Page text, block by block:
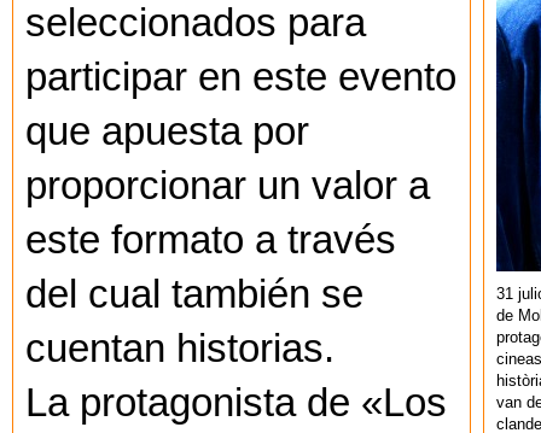
seleccionados para
participar en este evento
que apuesta por
proporcionar un valor a
este formato a través
del cual también se
cuentan historias.
La protagonista de «Los
31
de
van